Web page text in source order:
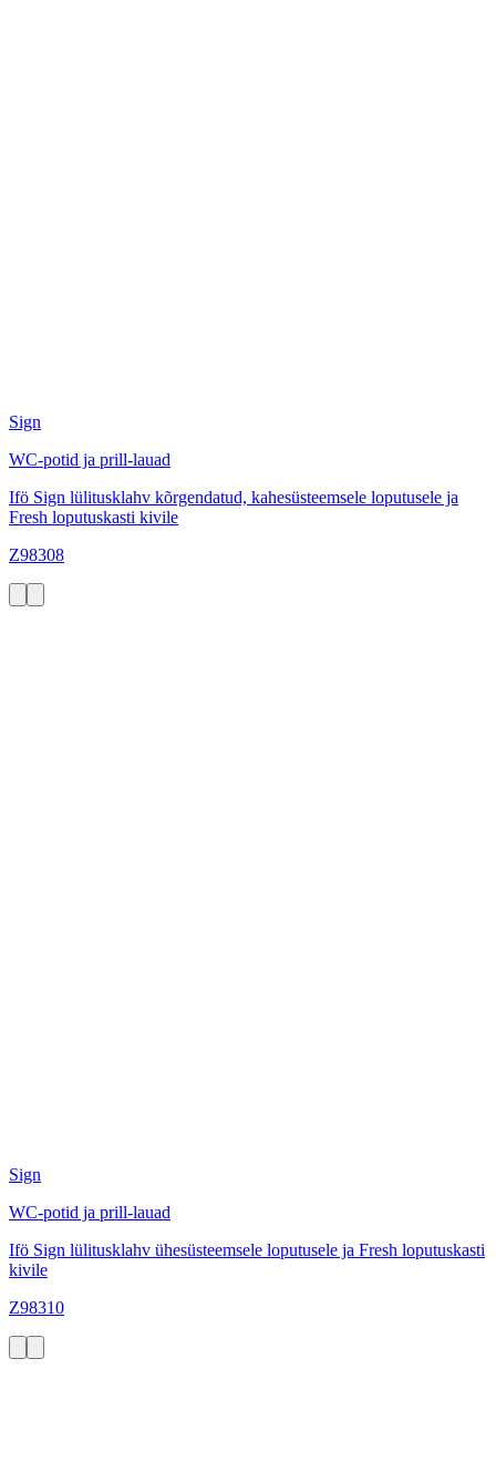
Sign
WC-potid ja prill-lauad
Ifö Sign lülitusklahv kõrgendatud, kahesüsteemsele loputusele ja
Fresh loputuskasti kivile
Z98308
Sign
WC-potid ja prill-lauad
Ifö Sign lülitusklahv ühesüsteemsele loputusele ja Fresh loputuskasti
kivile
Z98310